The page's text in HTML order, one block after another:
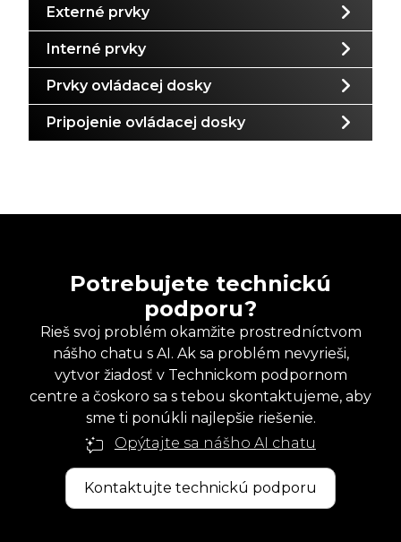
Externé prvky
Interné prvky
Prvky ovládacej dosky
Pripojenie ovládacej dosky
Potrebujete technickú
podporu?
Rieš svoj problém okamžite prostredníctvom
nášho chatu s AI. Ak sa problém nevyrieši,
vytvor žiadosť v Technickom podpornom
centre a čoskoro sa s tebou skontaktujeme, aby
sme ti ponúkli najlepšie riešenie.
Opýtajte sa nášho AI chatu
Kontaktujte technickú podporu